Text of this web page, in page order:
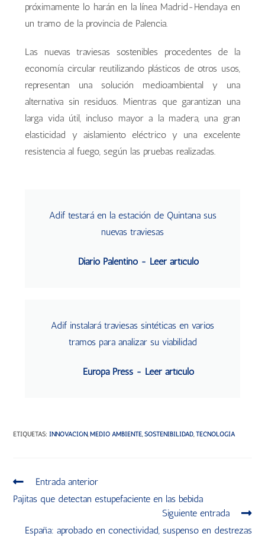
próximamente lo harán en la línea Madrid-Hendaya en
un tramo de la provincia de Palencia.
Las nuevas traviesas sostenibles procedentes de la
economía circular reutilizando plásticos de otros usos,
representan una solución medioambiental y una
alternativa sin residuos. Mientras que garantizan una
larga vida útil, incluso mayor a la madera, una gran
elasticidad y aislamiento eléctrico y una excelente
resistencia al fuego, según las pruebas realizadas.
Adif testará en la estación de Quintana sus
nuevas traviesas
Diario Palentino - Leer artículo
Adif instalará traviesas sintéticas en varios
tramos para analizar su viabilidad
Europa Press - Leer artículo
ETIQUETAS:INNOVACIÓN, MEDIO AMBIENTE, SOSTENIBILIDAD, TECNOLOGÍA
Entrada anterior
Pajitas que detectan estupefaciente en las bebida
Siguiente entrada
España: aprobado en conectividad, suspenso en destrezas